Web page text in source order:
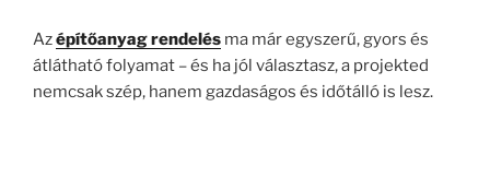
Azépítőanyag rendelés ma már egyszerű, gyors és
átlátható folyamat – és ha jól választasz, a projekted
nemcsak szép, hanem gazdaságos és időtálló is lesz.